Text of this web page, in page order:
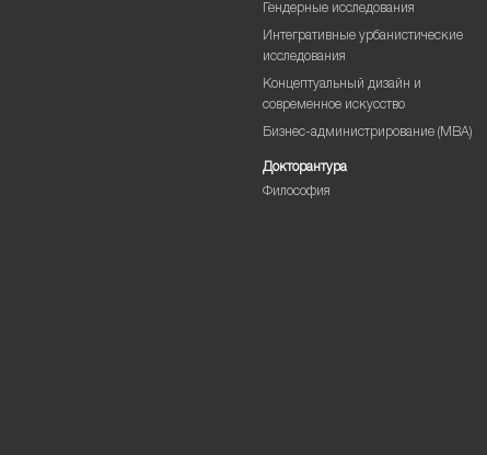
Гендерные исследования
Интегративные урбанистические
исследования
Концептуальный дизайн и
современное искусство
Бизнес-администрирование (MBA)
Докторантура
Философия